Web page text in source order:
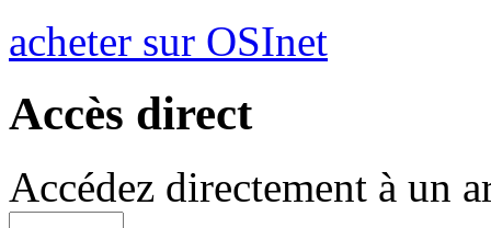
acheter sur OSInet
Accès direct
Accédez directement à un